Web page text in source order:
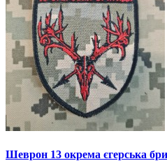
Шеврон 13 окрема єгерська